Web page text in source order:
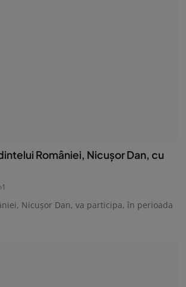
României, Nicușor Dan, cu
1
Nicușor Dan, va participa, în perioada